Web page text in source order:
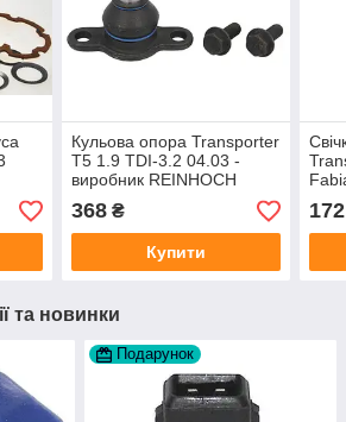
Кульова опора Transporter
T5 1.9 TDI-3.2 04.03 -
виробник REINHOCH
Польща
368₴
Купити
172
та новинки
Подарунок